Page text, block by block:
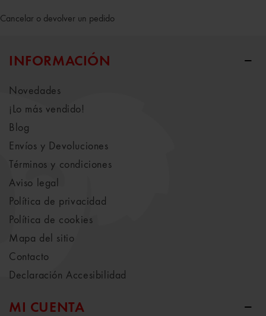
Cancelar o devolver un pedido
INFORMACIÓN
Novedades
¡Lo más vendido!
Blog
Envíos y Devoluciones
Términos y condiciones
Aviso legal
Política de privacidad
Política de cookies
Mapa del sitio
Contacto
Declaración Accesibilidad
MI CUENTA